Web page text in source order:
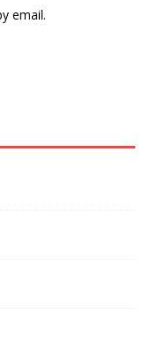
email.